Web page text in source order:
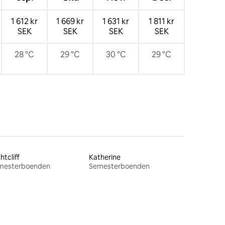
1 612 kr
SEK
1 669 kr
SEK
1 631 kr
SEK
1 811 kr
SEK
28 °C 29 °C 30 °C 29 °C
Katherine
Semesterboenden